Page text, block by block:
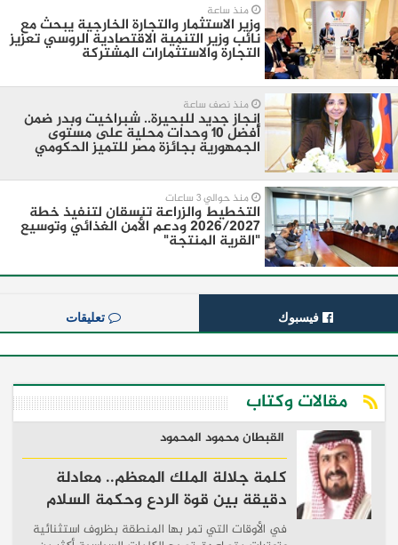
منذ ساعة
وزير الاستثمار والتجارة الخارجية يبحث مع
نائب وزير التنمية الاقتصادية الروسي تعزيز
التجارة والاستثمارات المشتركة
منذ نصف ساعة
إنجاز جديد للبحيرة.. شبراخيت وبدر ضمن
أفضل 10 وحدات محلية على مستوى
الجمهورية بجائزة مصر للتميز الحكومي
منذ حوالي 3 ساعات
التخطيط والزراعة تنسقان لتنفيذ خطة
2026/2027 ودعم الأمن الغذائي وتوسيع
"القرية المنتجة"
فيسبوك تعليقات
مقالات وكتاب
القبطان محمود المحمود
كلمة جلالة الملك المعظم.. معادلة
دقيقة بين قوة الردع وحكمة السلام
في الأوقات التي تمر بها المنطقة بظروف استثنائية